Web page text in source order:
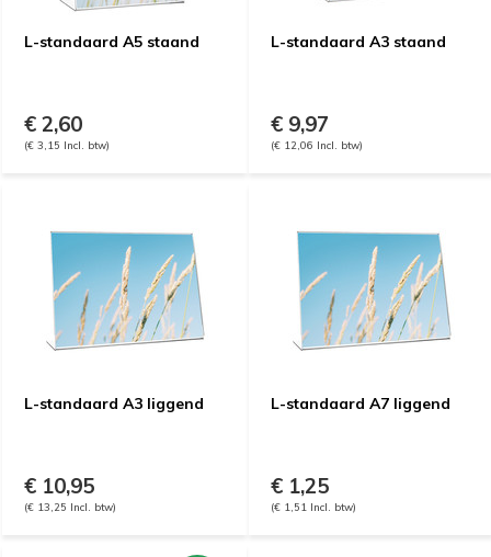
L-standaard A5 staand
€ 2,60
(€ 3,15 Incl. btw)
L-standaard A3 staand
€ 9,97
(€ 12,06 Incl. btw)
L-standaard A3 liggend
€ 10,95
(€ 13,25 Incl. btw)
L-standaard A7 liggend
€ 1,25
(€ 1,51 Incl. btw)